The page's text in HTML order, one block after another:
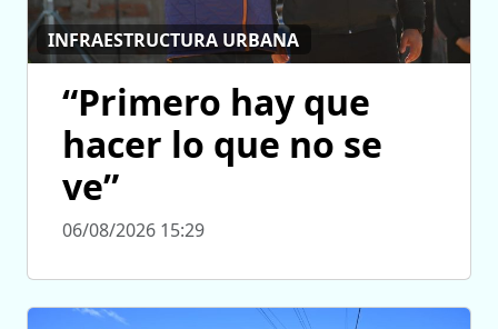
INFRAESTRUCTURA URBANA
“Primero hay que
hacer lo que no se
ve”
06/08/2026 15:29